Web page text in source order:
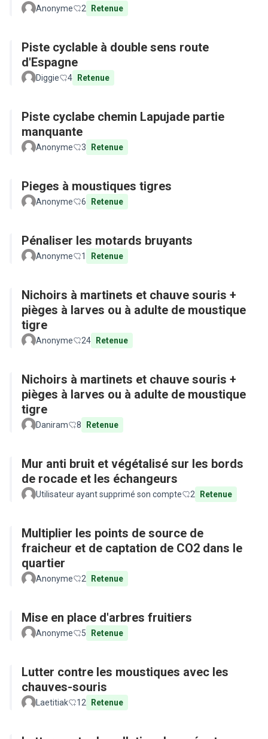
Anonyme 2 Retenue
Piste cyclable à double sens route
d'Espagne
Diggie 4 Retenue
Piste cyclabe chemin Lapujade partie
manquante
Anonyme 3 Retenue
Pieges à moustiques tigres
Anonyme 6 Retenue
Pénaliser les motards bruyants
Anonyme 1 Retenue
Nichoirs à martinets et chauve souris +
pièges à larves ou à adulte de moustique
tigre
Anonyme 24 Retenue
Nichoirs à martinets et chauve souris +
pièges à larves ou à adulte de moustique
tigre
Daniram 8 Retenue
Mur anti bruit et végétalisé sur les bords
de rocade et les échangeurs
Utilisateur ayant supprimé son compte 2 Retenue
Multiplier les points de source de
fraicheur et de captation de CO2 dans le
quartier
Anonyme 2 Retenue
Mise en place d'arbres fruitiers
Anonyme 5 Retenue
Lutter contre les moustiques avec les
chauves-souris
Laetitiak 12 Retenue